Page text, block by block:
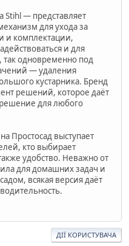
Stihl — представляет
для ухода за
и комплектации,
и для
одновременно под
— удаления
кустарника. Бренд
решений, которое даёт
для любого
Простосад выступает
кто выбирает
удобство. Неважно от
для домашних задач и
всякая версия даёт
ДІЇ КОРИСТУВАЧА